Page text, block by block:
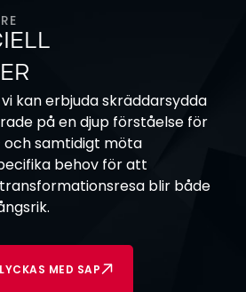
kan erbjuda skräddarsydda
på en djup förståelse för
och samtidigt möta
behov för att
blir både
MED SAP